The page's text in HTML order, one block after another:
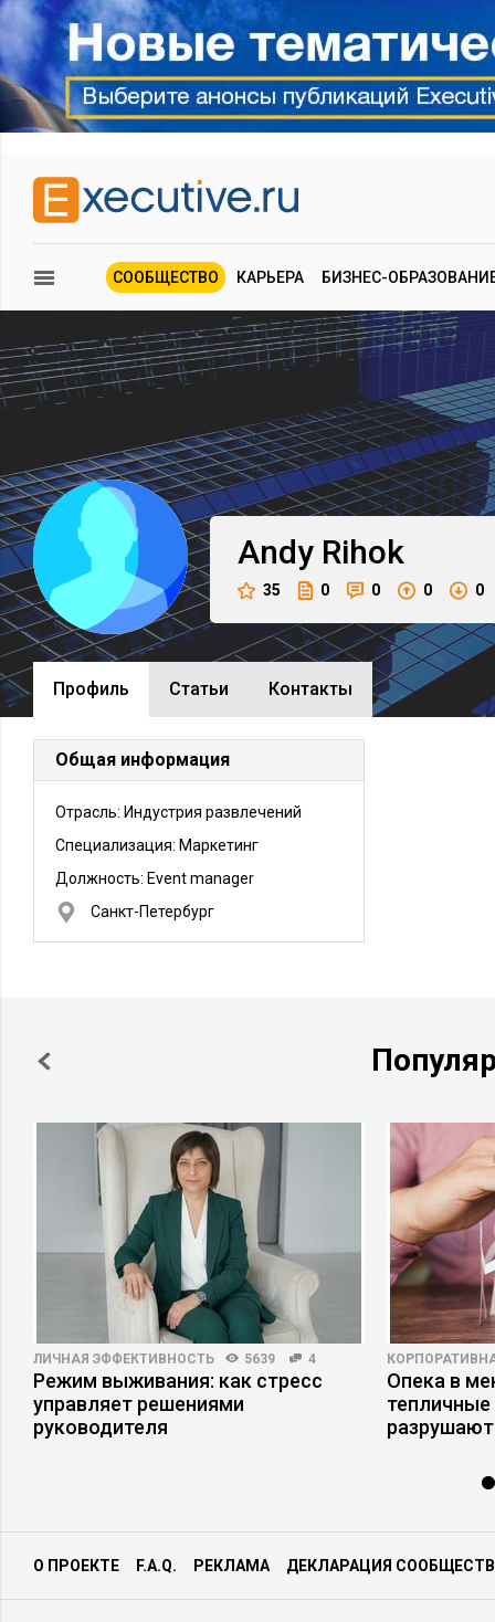
СООБЩЕСТВО КАРЬЕРА БИЗНЕС-
Andy Rihok
35 0 0 0 0
Профиль Cтатьи Контакты
Общая информация
Отрасль: Индустрия развлечений
Специализация: Маркетинг
Должность: Event manager
Санкт-Петербург
ЛИЧНАЯ ЭФФЕКТИВНОСТЬ 5639 4
Режим выживания: как стресс
управляет решениями
руководителя
Опека в
О ПРОЕКТЕ F.A.Q. РЕКЛАМА ДЕКЛАРАЦИЯ